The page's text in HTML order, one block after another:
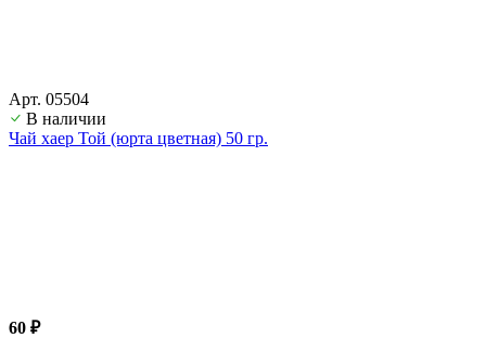
Арт. 05504
В наличии
Чай хаер Той (юрта цветная) 50 гр.
60 ₽